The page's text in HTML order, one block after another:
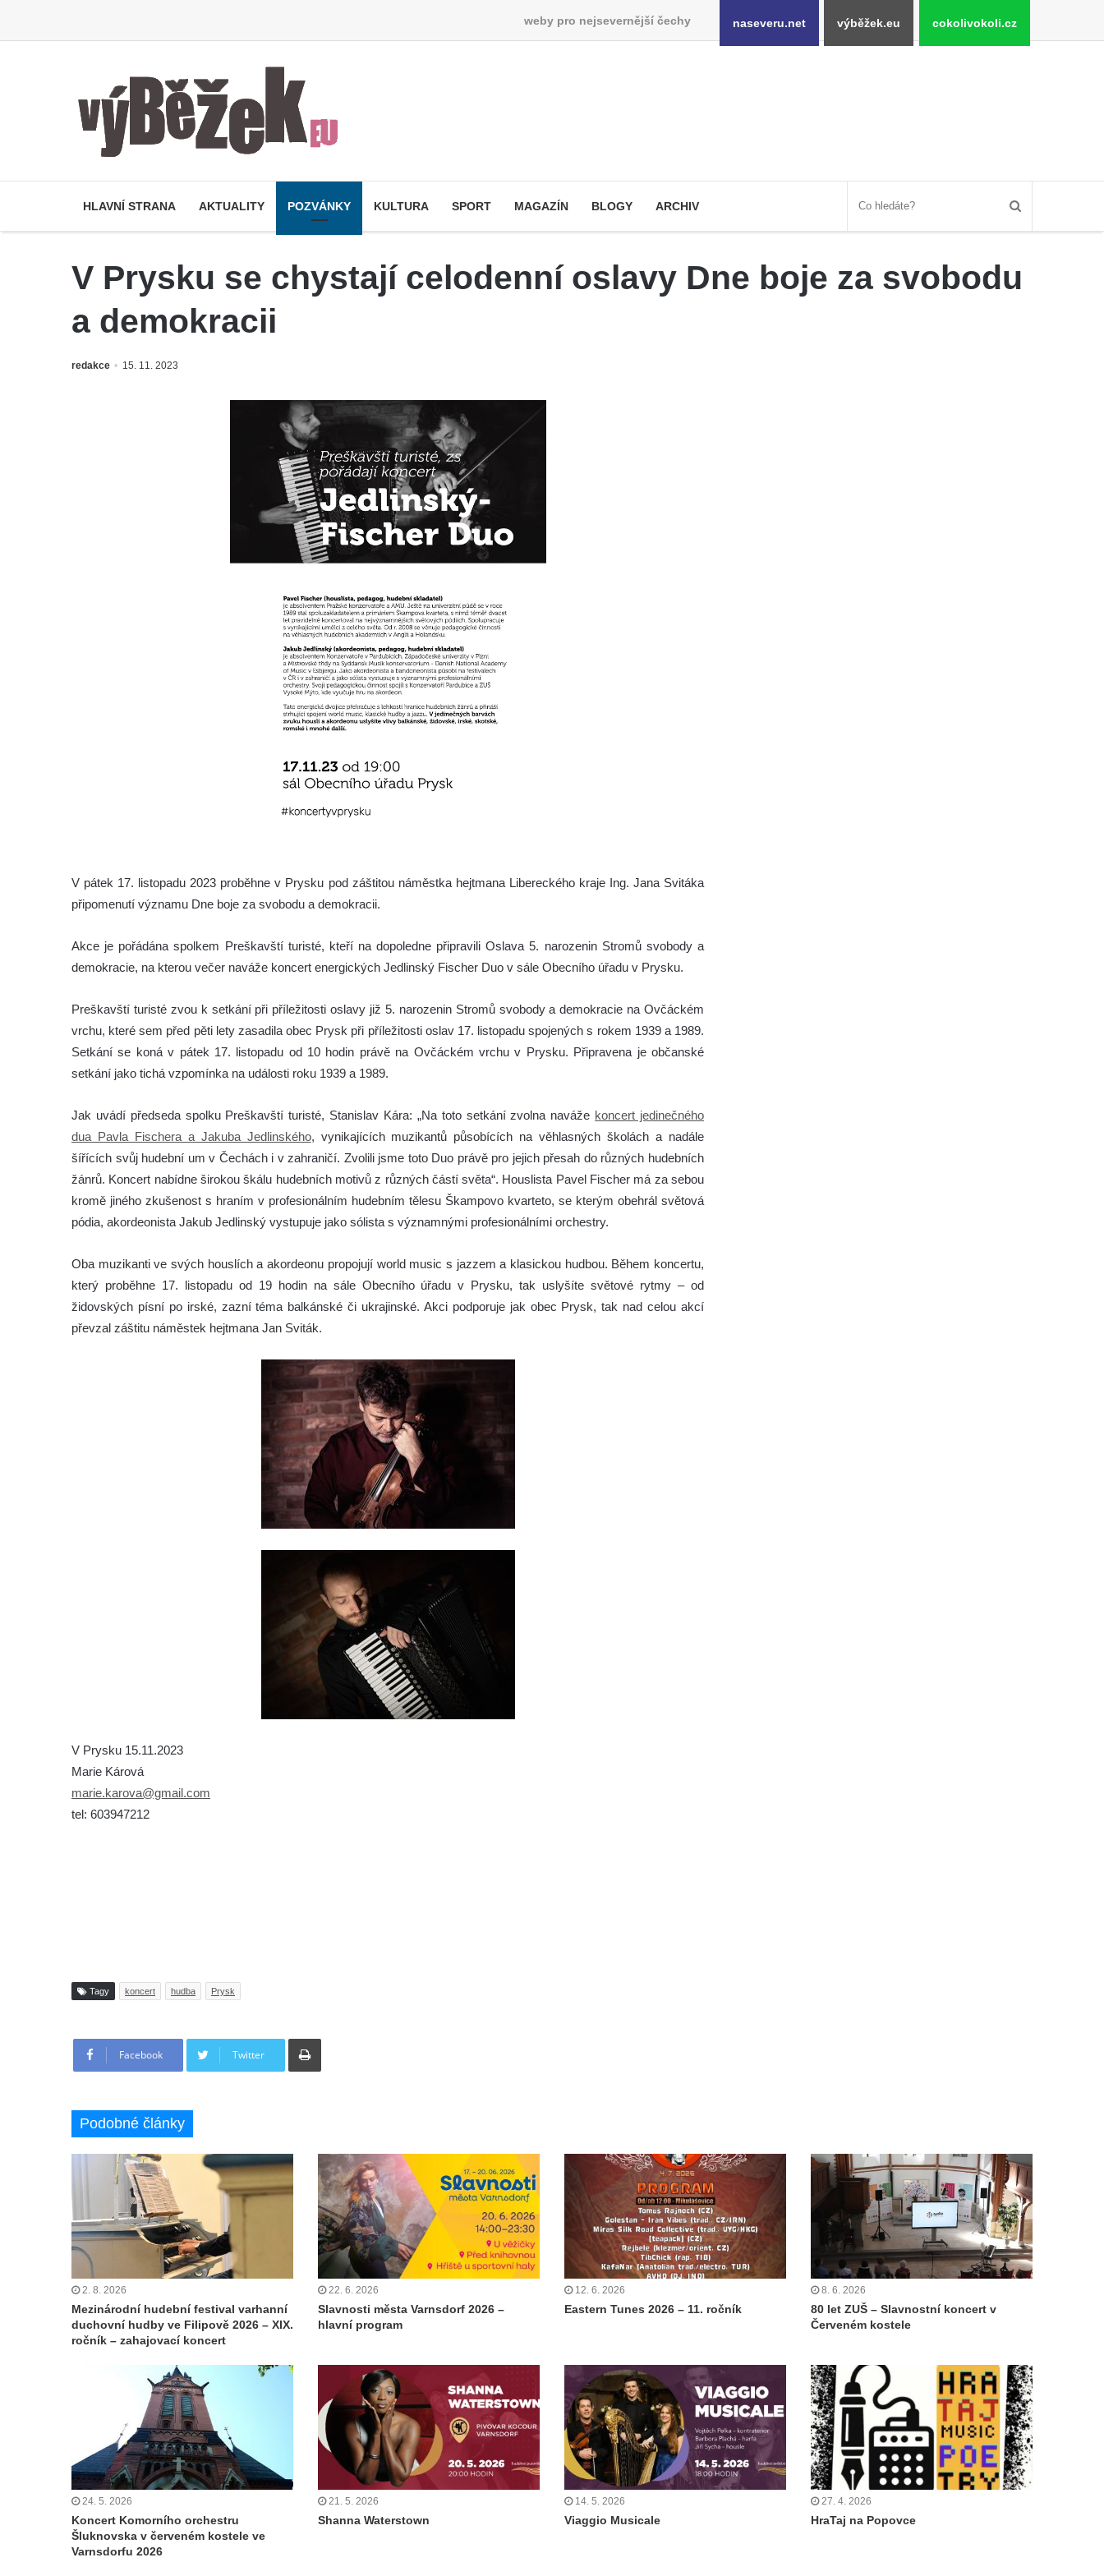
weby pro nejsevernější čechy naseveru.net výběžek.eu cokolivokoli.cz
HLAVNÍ STRANA AKTUALITY POZVÁNKY KULTURA SPORT MAGAZÍN BLOGY ARCHIV
V Prysku se chystají celodenní oslavy Dne boje za svobodu
a demokracii
redakce 15. 11. 2023
V pátek 17. listopadu 2023 proběhne v Prysku pod záštitou náměstka hejtmana Libereckého kraje Ing. Jana Svitáka
připomenutí významu Dne boje za svobodu a demokracii.
Akce je pořádána spolkem Preškavští turisté, kteří na dopoledne připravili Oslava 5. narozenin Stromů svobody a
demokracie, na kterou večer naváže koncert energických Jedlinský Fischer Duo v sále Obecního úřadu v Prysku.
Preškavští turisté zvou k setkání při příležitosti oslavy již 5. narozenin Stromů svobody a demokracie na Ovčáckém
vrchu, které sem před pěti lety zasadila obec Prysk při příležitosti oslav 17. listopadu spojených s rokem 1939 a 1989.
Setkání se koná v pátek 17. listopadu od 10 hodin právě na Ovčáckém vrchu v Prysku. Připravena je občanské
setkání jako tichá vzpomínka na události roku 1939 a 1989.
Jak uvádí předseda spolku Preškavští turisté, Stanislav Kára: „Na toto setkání zvolna naváže koncert jedinečného
dua Pavla Fischera a Jakuba Jedlinského, vynikajících muzikantů působících na věhlasných školách a nadále
šířících svůj hudební um v Čechách i v zahraničí. Zvolili jsme toto Duo právě pro jejich přesah do různých hudebních
žánrů. Koncert nabídne širokou škálu hudebních motivů z různých částí světa“. Houslista Pavel Fischer má za sebou
kromě jiného zkušenost s hraním v profesionálním hudebním tělesu Škampovo kvarteto, se kterým obehrál světová
pódia, akordeonista Jakub Jedlinský vystupuje jako sólista s významnými profesionálními orchestry.
Oba muzikanti ve svých houslích a akordeonu propojují world music s jazzem a klasickou hudbou. Během koncertu,
který proběhne 17. listopadu od 19 hodin na sále Obecního úřadu v Prysku, tak uslyšíte světové rytmy – od
židovských písní po irské, zazní téma balkánské či ukrajinské. Akci podporuje jak obec Prysk, tak nad celou akcí
převzal záštitu náměstek hejtmana Jan Sviták.
V Prysku 15.11.2023
Marie Kárová
marie.karova@gmail.com
tel: 603947212
Tagy koncert hudba Prysk
Facebook Twitter
Tisknout
Podobné články
2. 8. 2026
Mezinárodní hudební festival varhanní
duchovní hudby ve Filipově 2026 – XIX.
ročník – zahajovací koncert
22. 6. 2026
Slavnosti města Varnsdorf 2026 –
hlavní program
12. 6. 2026
Eastern Tunes 2026 – 11. ročník
8. 6. 2026
80 let ZUŠ – Slavnostní koncert v
Červeném kostele
24. 5. 2026
Koncert Komorního orchestru
Šluknovska v červeném kostele ve
Varnsdorfu 2026
21. 5. 2026
Shanna Waterstown
14. 5. 2026
Viaggio Musicale
27. 4. 2026
HraTaj na Popovce